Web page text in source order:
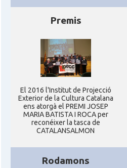
Premis
El 2016 l'Institut de Projecció
Exterior de la Cultura Catalana
ens atorgà el PREMI JOSEP
MARIA BATISTA I ROCA per
reconéixer la tasca de
CATALANSALMON
Rodamons